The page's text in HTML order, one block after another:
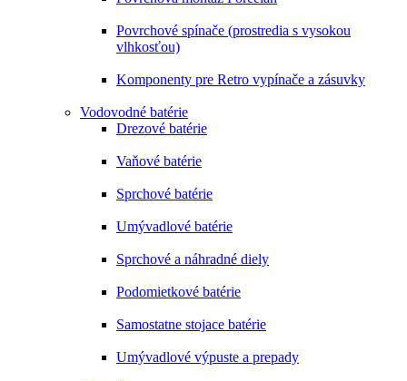
Povrchové spínače (prostredia s vysokou
vlhkosťou)
Komponenty pre Retro vypínače a zásuvky
Vodovodné batérie
Drezové batérie
Vaňové batérie
Sprchové batérie
Umývadlové batérie
Sprchové a náhradné diely
Podomietkové batérie
Samostatne stojace batérie
Umývadlové výpuste a prepady